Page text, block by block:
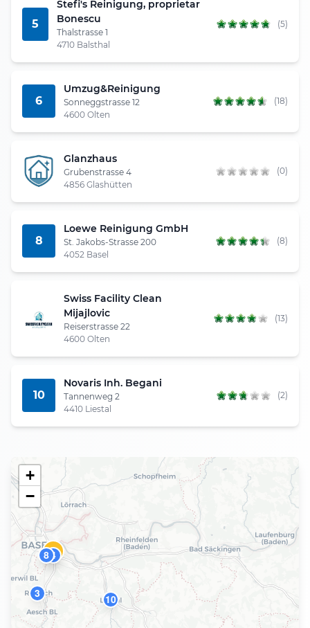
5
Stefi's Reinigung, proprietar
Bonescu
Thalstrasse 1
4710 Balsthal
(5)
6
Umzug&Reinigung
Sonneggstrasse 12
4600 Olten
(18)
Glanzhaus
Grubenstrasse 4
4856 Glashütten
(0)
8
Loewe Reinigung GmbH
St. Jakobs-Strasse 200
4052 Basel
(8)
Swiss Facility Clean
Mijajlovic
Reiserstrasse 22
4600 Olten
(13)
10
Novaris Inh. Begani
Tannenweg 2
4410 Liestal
(2)
1
3
4
8
10
+
−